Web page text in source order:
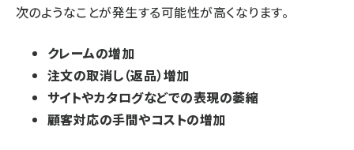
次のようなことが発生する可能性が高くなります。
クレームの増加
注文の取消し（返品）増加
サイトやカタログなどでの表現の萎縮
顧客対応の手間やコストの増加